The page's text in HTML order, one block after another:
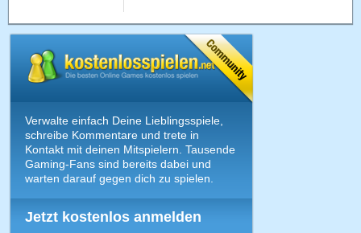
Verwalte einfach Deine Lieblingsspiele,
schreibe Kommentare und trete in
Kontakt mit deinen Mitspielern. Tausende
Gaming-Fans sind bereits dabei und
warten darauf gegen dich zu spielen.
Jetzt kostenlos anmelden